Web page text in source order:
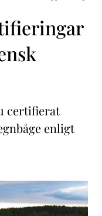
certifierat
enligt